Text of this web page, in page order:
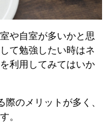
や自室が多いかと思
て勉強したい時はネ
利用してみてはいか
のメリットが多く、
。